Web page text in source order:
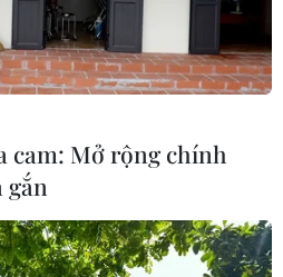
cam: Mở rộng chính
gắn